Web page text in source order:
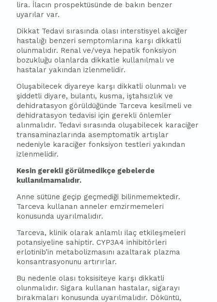
lira. İlacın prospektüsünde de bakın benzer
uyarılar var.
Dikkat Tedavi sırasında olası interstisyel akciğer
hastalığı benzeri semptomlarına karşı dikkatli
olunmalıdır. Renal ve/veya hepatik fonksiyon
bozukluğu olanlarda dikkatle kullanılmalı ve
hastalar yakından izlenmelidir.
Oluşabilecek diyareye karşı dikkatli olunmalı ve
şiddetli diyare, bulantı, kusma, iştahsızlık ve
dehidratasyon görüldüğünde Tarceva kesilmeli ve
dehidratasyon tedavisi için gerekli önlemler
alınmalıdır. Tedavi sırasında oluşabilecek karaciğer
transaminazlarında asemptomatik artışlar
nedeniyle karaciğer fonksiyon testleri yakından
izlenmelidir.
Kesin gerekli görülmedikçe gebelerde
kullanılmamalıdır.
Anne sütüne geçip geçmediği bilinmemektedir.
Tarceva kullanan anneler emzirmemeleri
konusunda uyarılmalıdır.
Tarceva, klinik olarak anlamlı ilaç etkileşmeleri
potansiyeline sahiptir. CYP3A4 inhibitörleri
erlotinib’in metabolizmasını azaltarak plazma
konsantrasyonunu artırırlar.
Bu nedenle olası toksisiteye karşı dikkatli
olunmalıdır. Sigara kullanan hastalar, sigarayı
bırakmaları konusunda uyarılmalıdır. Döküntü,